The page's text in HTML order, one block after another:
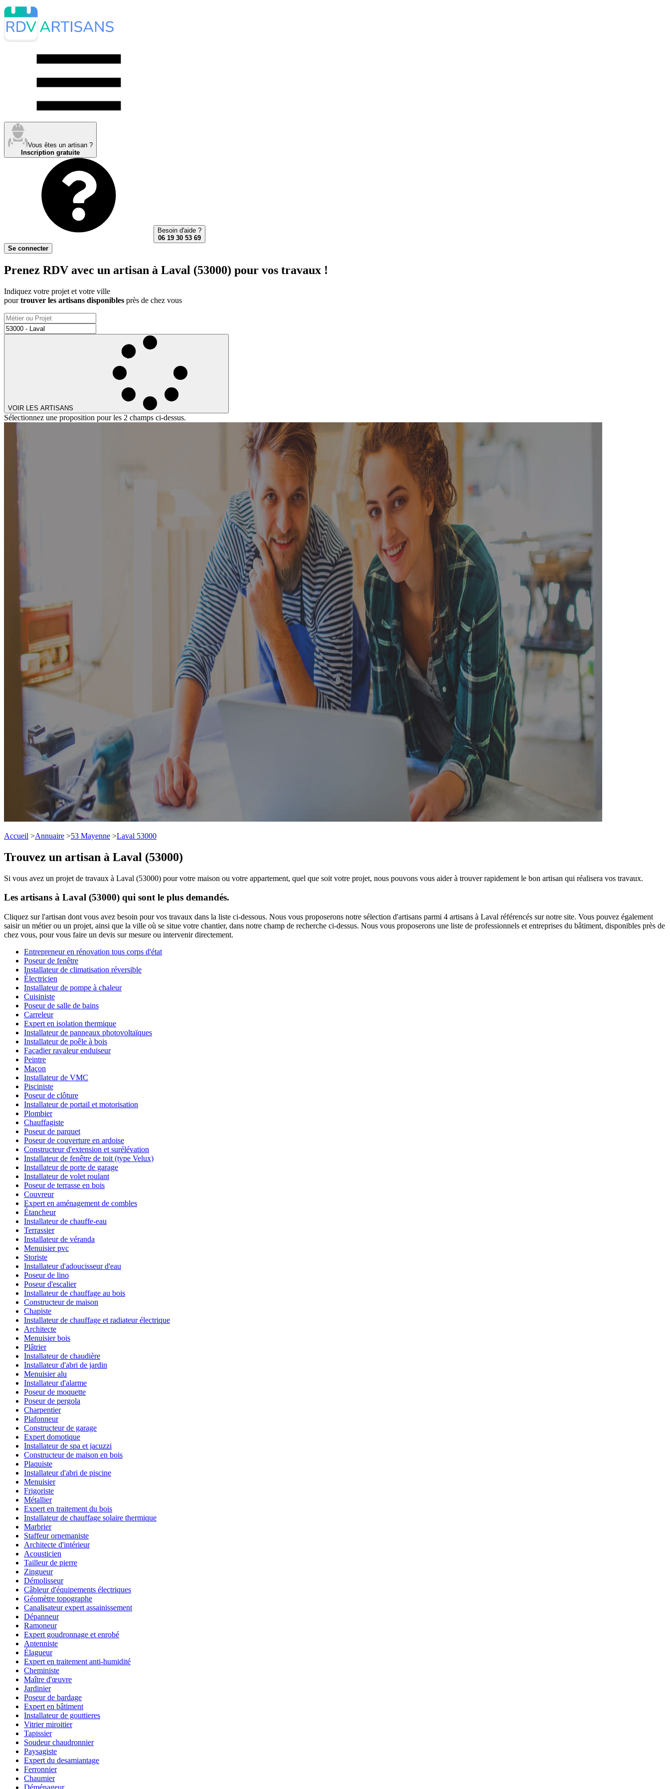
Vous êtes un artisan ?
Inscription gratuite
Besoin d'aide ?
06 19 30 53 69
Se connecter
Prenez RDV avec un artisan à Laval (53000) pour vos travaux !
Indiquez votre projet et votre ville
pourtrouver les artisans disponibles près de chez vous
VOIR LES ARTISANS
Sélectionnez une proposition pour les 2 champs ci-dessus.
Accueil >Annuaire >53 Mayenne >Laval 53000
Trouvez un artisan à Laval (53000)
Si vous avez un projet de travaux à Laval (53000) pour votre maison ou votre appartement, quel que soit votre projet, nous pouvons vous aider à trouver rapidement le bon artisan qui réalisera vos travaux.
Les artisans à Laval (53000) qui sont le plus demandés.
Cliquez sur l'artisan dont vous avez besoin pour vos travaux dans la liste ci-dessous. Nous vous proposerons notre sélection d'artisans parmi 4 artisans à Laval référencés sur notre site. Vous pouvez également
saisir un métier ou un projet, ainsi que la ville où se situe votre chantier, dans notre champ de recherche ci-dessus. Nous vous proposerons une liste de professionnels et entreprises du bâtiment, disponibles près de
chez vous, pour vous faire un devis sur mesure ou intervenir directement.
Entrepreneur en rénovation tous corps d'état
Poseur de fenêtre
Installateur de climatisation réversible
Électricien
Installateur de pompe à chaleur
Cuisiniste
Poseur de salle de bains
Carreleur
Expert en isolation thermique
Installateur de panneaux photovoltaïques
Installateur de poêle à bois
Façadier ravaleur enduiseur
Peintre
Maçon
Installateur de VMC
Pisciniste
Poseur de clôture
Installateur de portail et motorisation
Plombier
Chauffagiste
Poseur de parquet
Poseur de couverture en ardoise
Constructeur d'extension et surélévation
Installateur de fenêtre de toit (type Velux)
Installateur de porte de garage
Installateur de volet roulant
Poseur de terrasse en bois
Couvreur
Expert en aménagement de combles
Étancheur
Installateur de chauffe-eau
Terrassier
Installateur de véranda
Menuisier pvc
Storiste
Installateur d'adoucisseur d'eau
Poseur de lino
Poseur d'escalier
Installateur de chauffage au bois
Constructeur de maison
Chapiste
Installateur de chauffage et radiateur électrique
Architecte
Menuisier bois
Plâtrier
Installateur de chaudière
Installateur d'abri de jardin
Menuisier alu
Installateur d'alarme
Poseur de moquette
Poseur de pergola
Charpentier
Plafonneur
Constructeur de garage
Expert domotique
Installateur de spa et jacuzzi
Constructeur de maison en bois
Plaquiste
Installateur d'abri de piscine
Menuisier
Frigoriste
Métallier
Expert en traitement du bois
Installateur de chauffage solaire thermique
Marbrier
Staffeur ornemaniste
Architecte d'intérieur
Acousticien
Tailleur de pierre
Zingueur
Démolisseur
Câbleur d'équipements électriques
Géomètre topographe
Canalisateur expert assainissement
Dépanneur
Ramoneur
Expert goudronnage et enrobé
Antenniste
Élagueur
Expert en traitement anti-humidité
Cheministe
Maître d'œuvre
Jardinier
Poseur de bardage
Expert en bâtiment
Installateur de gouttieres
Vitrier miroitier
Tapissier
Soudeur chaudronnier
Paysagiste
Expert du desamiantage
Ferronnier
Chaumier
Déménageur